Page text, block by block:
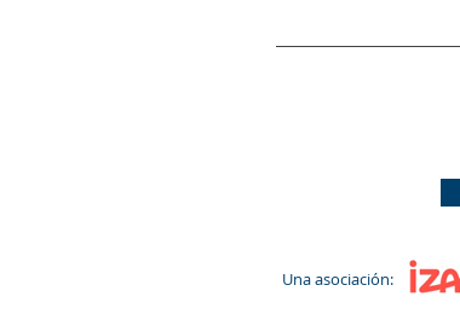
Una asociación: